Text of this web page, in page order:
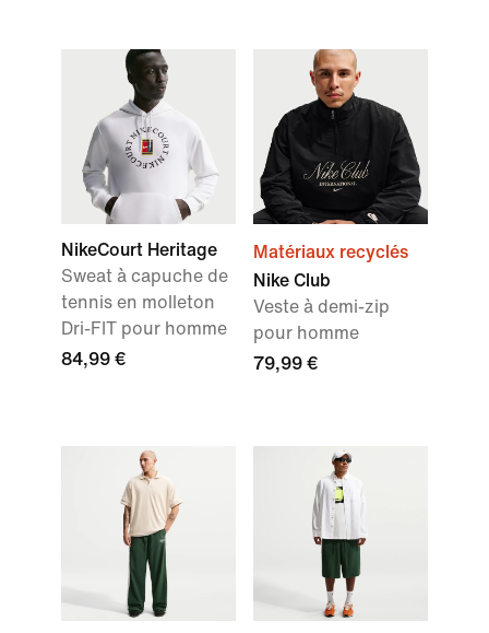
NikeCourt Heritage
Sweat à capuche de
tennis en molleton
Dri-FIT pour homme
84,99 €
Matériaux recyclés
Nike Club
Veste à demi-zip
pour homme
79,99 €